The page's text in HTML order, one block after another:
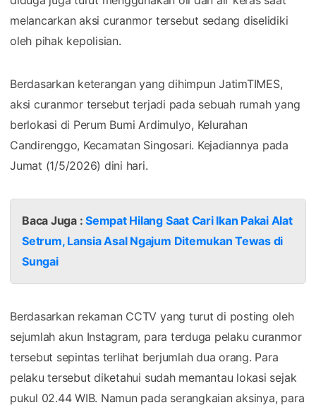
melancarkan aksi curanmor tersebut sedang diselidiki
oleh pihak kepolisian.
Berdasarkan keterangan yang dihimpun JatimTIMES,
aksi curanmor tersebut terjadi pada sebuah rumah yang
berlokasi di Perum Bumi Ardimulyo, Kelurahan
Candirenggo, Kecamatan Singosari. Kejadiannya pada
Jumat (1/5/2026) dini hari.
Baca Juga :Sempat Hilang Saat Cari Ikan Pakai Alat
Setrum, Lansia Asal Ngajum Ditemukan Tewas di
Sungai
Berdasarkan rekaman CCTV yang turut di posting oleh
sejumlah akun Instagram, para terduga pelaku curanmor
tersebut sepintas terlihat berjumlah dua orang. Para
pelaku tersebut diketahui sudah memantau lokasi sejak
pukul 02.44 WIB. Namun pada serangkaian aksinya, para